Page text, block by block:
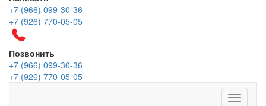
+7 (966) 099-30-36
+7 (926) 770-05-05
Позвонить
+7 (966) 099-30-36
+7 (926) 770-05-05
Меню